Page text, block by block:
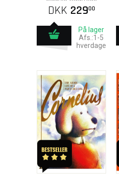
DKK 22900
På lager
Afs.:1-5
hverdage